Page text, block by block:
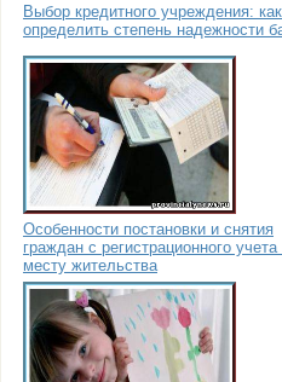
Выбор кредитного учреждения: как
определить степень надежности
Особенности постановки и снятия
граждан с регистрационного учета
месту жительства